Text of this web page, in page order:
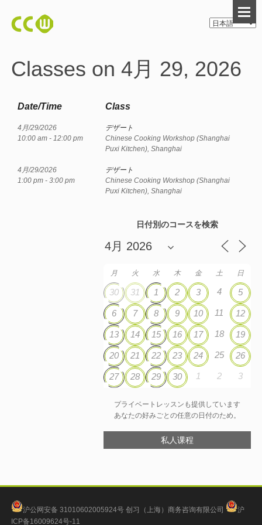
Classes on 4月 29, 2026
Date/Time Class
4月/29/2026
10:00 am - 12:00 pm
デザート
Chinese Cooking Workshop (Shanghai
Puxi Kitchen), Shanghai
4月/29/2026
1:00 pm - 3:00 pm
デザート
Chinese Cooking Workshop (Shanghai
Puxi Kitchen), Shanghai
日付別のコースを検索
月 火 水 木 金 土 日
30 31 1 2 3 4 5
6 7 8 9 10 11 12
13 14 15 16 17 18 19
20 21 22 23 24 25 26
27 28 29 30 1 2 3
プライベートレッスンも提供しています
あなたの好みごとの任意の日付のため。
私人课程
沪公网安备 31010602005924号 创习（上海）商务咨询有限公司
沪
ICP备16009624号-11